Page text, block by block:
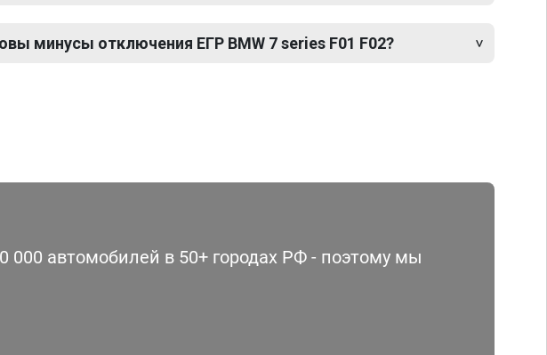
минусы отключения ЕГР BMW 7 series F01 F02?
автомобилей в 50+ городах РФ - поэтому мы